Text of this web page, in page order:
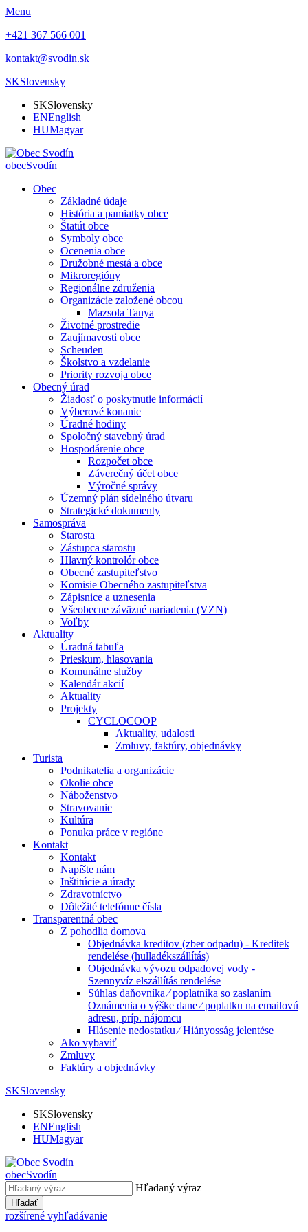
Menu
+421 367 566 001
kontakt@svodin.sk
SKSlovensky
SKSlovensky
ENEnglish
HUMagyar
obecSvodín
Obec
Základné údaje
História a pamiatky obce
Štatút obce
Symboly obce
Ocenenia obce
Družobné mestá a obce
Mikroregióny
Regionálne združenia
Organizácie založené obcou
Mazsola Tanya
Životné prostredie
Zaujímavosti obce
Scheuden
Školstvo a vzdelanie
Priority rozvoja obce
Obecný úrad
Žiadosť o poskytnutie informácií
Výberové konanie
Úradné hodiny
Spoločný stavebný úrad
Hospodárenie obce
Rozpočet obce
Záverečný účet obce
Výročné správy
Územný plán sídelného útvaru
Strategické dokumenty
Samospráva
Starosta
Zástupca starostu
Hlavný kontrolór obce
Obecné zastupiteľstvo
Komisie Obecného zastupiteľstva
Zápisnice a uznesenia
Všeobecne záväzné nariadenia (VZN)
Voľby
Aktuality
Úradná tabuľa
Prieskum, hlasovania
Komunálne služby
Kalendár akcií
Aktuality
Projekty
CYCLOCOOP
Aktuality, udalosti
Zmluvy, faktúry, objednávky
Turista
Podnikatelia a organizácie
Okolie obce
Náboženstvo
Stravovanie
Kultúra
Ponuka práce v regióne
Kontakt
Kontakt
Napíšte nám
Inštitúcie a úrady
Zdravotníctvo
Dôležité telefónne čísla
Transparentná obec
Z pohodlia domova
Objednávka kreditov (zber odpadu) - Kreditek
rendelése (hulladékszállítás)
Objednávka vývozu odpadovej vody -
Szennyvíz elszállítás rendelése
Súhlas daňovníka ⁄ poplatníka so zaslaním
Oznámenia o výške dane ⁄ poplatku na emailovú
adresu, príp. nájomcu
Hlásenie nedostatku ⁄ Hiányosság jelentése
Ako vybaviť
Zmluvy
Faktúry a objednávky
SKSlovensky
SKSlovensky
ENEnglish
HUMagyar
obecSvodín
Hľadaný výraz
Hľadať
rozšírené vyhľadávanie